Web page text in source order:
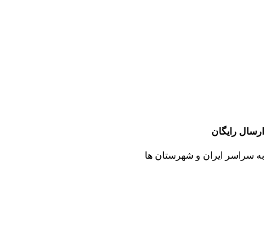
ارسال رایگان
به سراسر ایران و شهرستان ها